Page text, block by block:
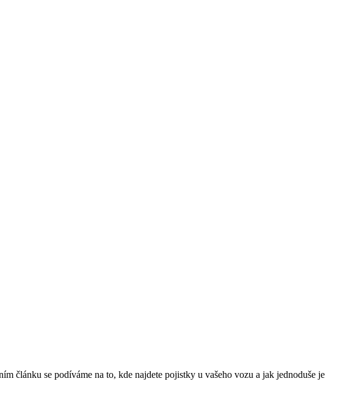
článku se podíváme na to, kde najdete pojistky u vašeho vozu a jak jednoduše je